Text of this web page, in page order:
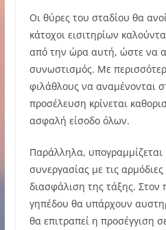
Οι θύρες του σταδίου θα
κάτοχοι εισιτηρίων
από την ώρα αυτή, ώστε να
συνωστισμός. Με
φιλάθλους να αναμένονται
προσέλευση κρίνεται
ασφαλή είσοδο όλων.
Παράλληλα,
συνεργασίας με τις
διασφάλιση της τάξης. Στον
γηπέδου θα υπάρχουν
θα επιτραπεί η προσέγγιση